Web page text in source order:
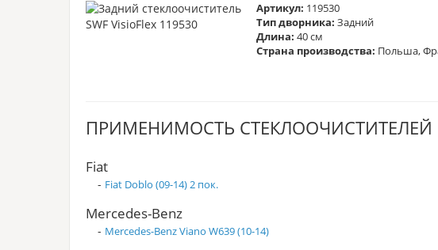
Артикул: 119530
Тип дворника: Задний
Длина: 40 см
Страна производства: Польша,
ПРИМЕНИМОСТЬ СТЕКЛООЧИСТИТЕЛЕЙ
Fiat
- Fiat Doblo (09-14) 2 пок.
Mercedes-Benz
- Mercedes-Benz Viano W639 (10-14)